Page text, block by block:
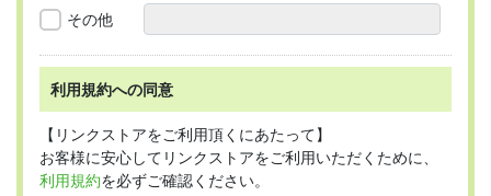
その他
利用規約への同意
【リンクストアをご利用頂くにあたって】
お客様に安心してリンクストアをご利用いただくために、
利用規約を必ずご確認ください。